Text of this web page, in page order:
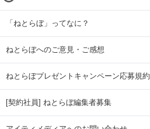
「ねとらぼ」ってなに？
ねとらぼへのご意見・ご感想
ねとらぼプレゼントキャンペーン応募規約
[契約社員] ねとらぼ編集者募集